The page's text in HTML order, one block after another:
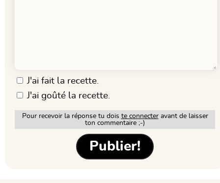
J'ai fait la recette.
J'ai goûté la recette.
Pour recevoir la réponse tu dois te connecteravant de laisser
ton commentaire ;-)